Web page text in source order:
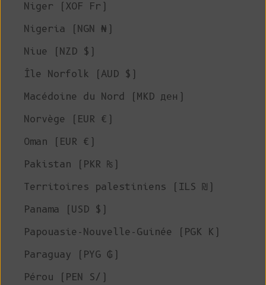
Niger (XOF Fr)
Nigeria (NGN ₦)
Niue (NZD $)
Île Norfolk (AUD $)
Macédoine du Nord (MKD ден)
Norvège (EUR €)
Oman (EUR €)
Pakistan (PKR ₨)
Territoires palestiniens (ILS ₪)
Panama (USD $)
Papouasie-Nouvelle-Guinée (PGK K)
Paraguay (PYG ₲)
Pérou (PEN S/)